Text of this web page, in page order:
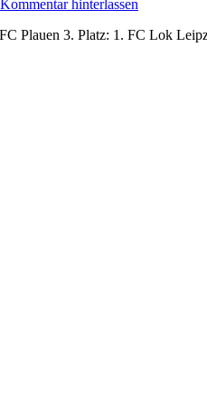
Kommentar hinterlassen
Plauen 3. Platz: 1. FC Lok